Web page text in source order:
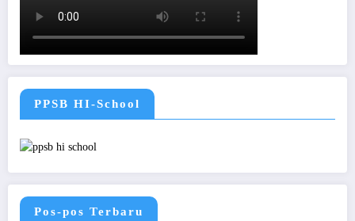
PPSB HI-School
Pos-pos Terbaru